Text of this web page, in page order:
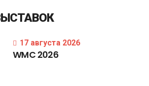
17 августа 2026
WMC 2026